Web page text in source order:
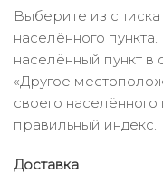
Выберите из
населённого
населённый пункт в
«Другое
своего населённого
правильный индекс.
Доставка